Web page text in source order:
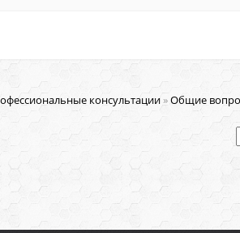
консультации »Общие